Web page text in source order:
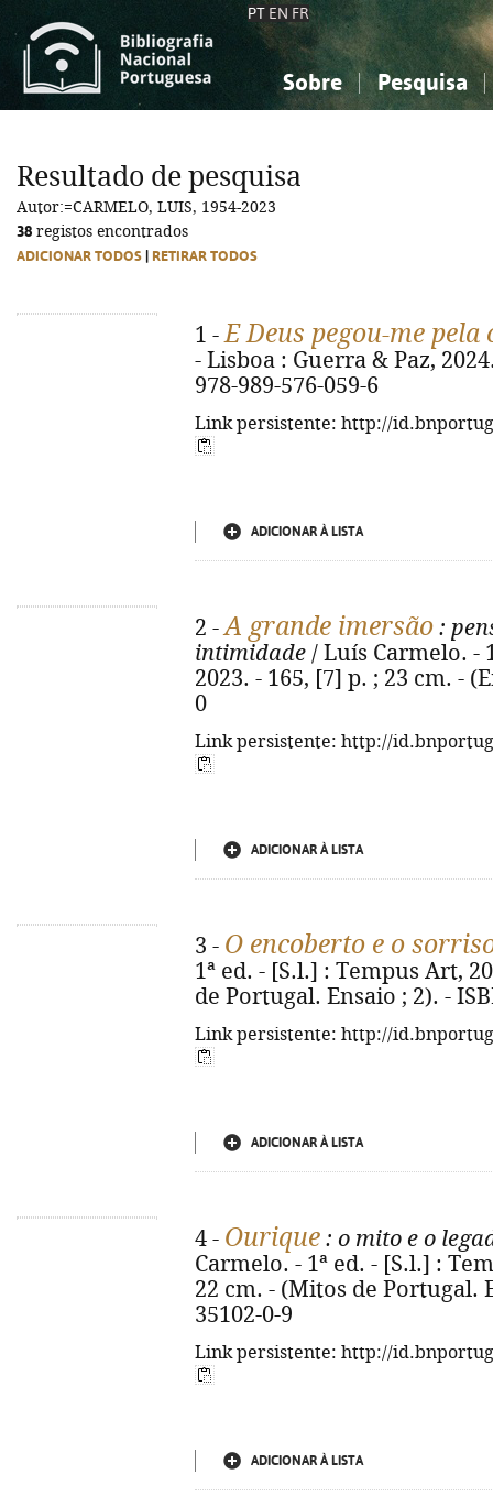
PT EN FR
Sobre Pesquisa
Ciências sociais...
Ciências sociais...
Resultado de pesquisa
Autor:=CARMELO, LUIS, 1954-2023
38 registos encontrados
ADICIONAR TODOS RETIRAR TODOS
1 -E Deus pegou-me
- Lisboa : Guerra & Paz,
978-989-576-059-6
Link persistente: http://
ADICIONAR À LISTA
2 -A grande imersão :
intimidade / Luís Carmelo. -
2023. - 165, [7] p. ; 23 cm. -
0
Link persistente: http://
ADICIONAR À LISTA
3 - O encoberto e o
1ª ed. - [S.l.] : Tempus Art,
de Portugal. Ensaio ; 2). -
Link persistente: http://
ADICIONAR À LISTA
4 - Ourique : o mito e o
Carmelo. - 1ª ed. - [S.l.] :
22 cm. - (Mitos de Portugal.
35102-0-9
Link persistente: http://
ADICIONAR À LISTA